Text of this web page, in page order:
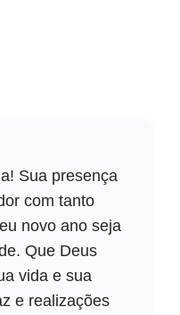
Sua presença
com tanto
novo ano seja
Que Deus
vida e sua
e realizações